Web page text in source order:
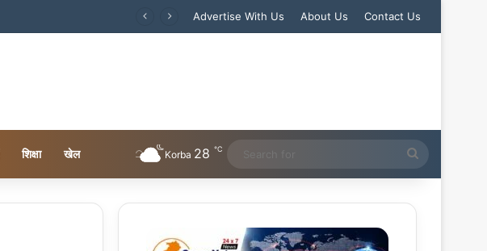
Advertise With Us About Us Contact Us
शिक्षा खेल Korba 28 ℃
for